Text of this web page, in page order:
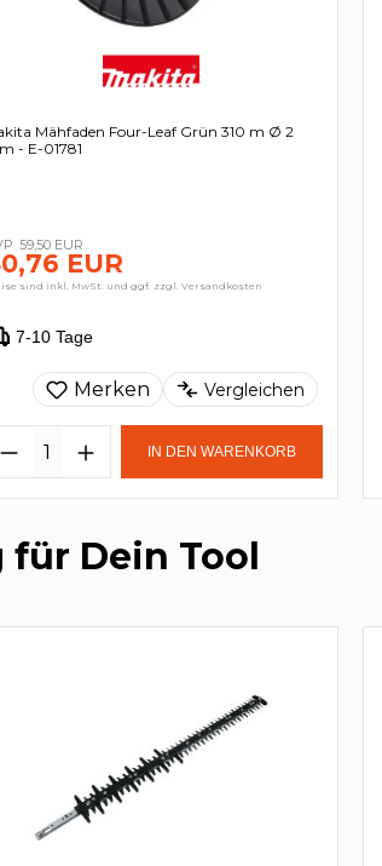
Mähfaden Four-Leaf Grün 310 m Ø 2
- E-01781
59,50 EUR
EUR
sind inkl. MwSt. und ggf. zzgl. Versandkosten
7-10 Tage
Merken Vergleichen
IN DEN WARENKORB
Dein Tool